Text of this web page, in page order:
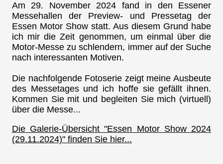
Am 29. November 2024 fand in den Essener
Messehallen der Preview- und Pressetag der
Essen Motor Show statt. Aus diesem Grund habe
ich mir die Zeit genommen, um einmal über die
Motor-Messe zu schlendern, immer auf der Suche
nach interessanten Motiven.
Die nachfolgende Fotoserie zeigt meine Ausbeute
des Messetages und ich hoffe sie gefällt ihnen.
Kommen Sie mit und begleiten Sie mich (virtuell)
über die Messe...
Die Galerie-Übersicht "Essen Motor Show 2024
(29.11.2024)" finden Sie hier...